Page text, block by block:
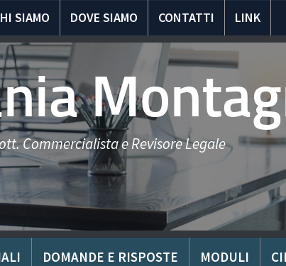
SIAMO DOVE SIAMO CONTATTI LINK
Commercialista e Revisore Legale
DOMANDE E RISPOSTE MODULI